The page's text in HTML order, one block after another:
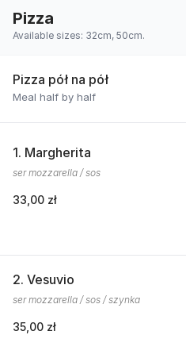
Pizza
Available sizes: 32cm, 50cm.
Pizza pół na pół
Meal half by half
1. Margherita
ser mozzarella / sos
33,00 zł
2. Vesuvio
ser mozzarella / sos / szynka
35,00 zł